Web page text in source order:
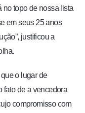
no topo de nossa lista
em seus 25 anos
justificou a
o lugar de
fato de a vencedora
compromisso com